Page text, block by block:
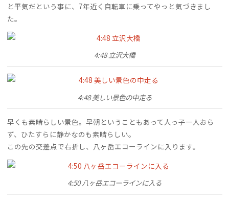
と平気だという事に、7年近く自転車に乗ってやっと気づきまし
た。
4:48 立沢大橋
4:48 美しい景色の中走る
早くも素晴らしい景色。早朝ということもあって人っ子一人おら
ず、ひたすらに静かなのも素晴らしい。
この先の交差点で右折し、八ヶ岳エコーラインに入ります。
4:50 八ヶ岳エコーラインに入る